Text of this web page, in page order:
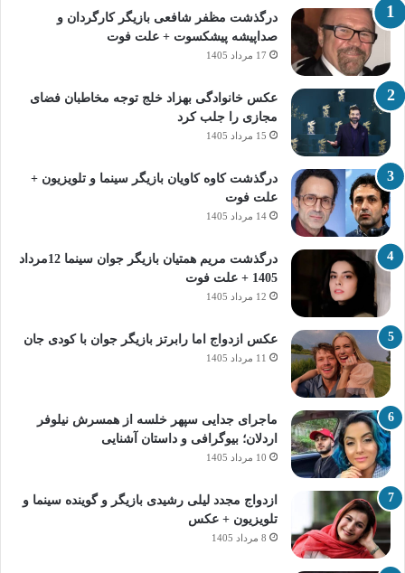
درگذشت مظفر شافعی بازیگر کارگردان و
صداپیشه پیشکسوت + علت فوت
17 مرداد 1405
عکس خانوادگی بهزاد خلج توجه مخاطبان فضای
مجازی را جلب کرد
15 مرداد 1405
درگذشت کاوه کاویان بازیگر سینما و تلویزیون +
علت فوت
14 مرداد 1405
درگذشت مریم همتیان بازیگر جوان سینما 12مرداد
1405 + علت فوت
12 مرداد 1405
عکس ازدواج اما رابرتز بازیگر جوان با کودی جان
11 مرداد 1405
ماجرای جدایی سپهر خلسه از همسرش نیلوفر
اردلان؛ بیوگرافی و داستان آشنایی
10 مرداد 1405
ازدواج مجدد لیلی رشیدی بازیگر و گوینده سینما و
تلویزیون + عکس
8 مرداد 1405